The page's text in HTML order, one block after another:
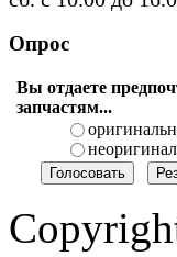
Опрос
Вы отдаете
запчастям...